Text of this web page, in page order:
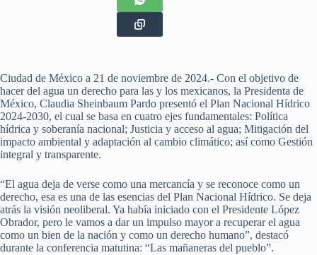
Ciudad de México a 21 de noviembre de 2024.- Con el objetivo de
hacer del agua un derecho para las y los mexicanos, la Presidenta de
México, Claudia Sheinbaum Pardo presentó el Plan Nacional Hídrico
2024-2030, el cual se basa en cuatro ejes fundamentales: Política
hídrica y soberanía nacional; Justicia y acceso al agua; Mitigación del
impacto ambiental y adaptación al cambio climático; así como Gestión
integral y transparente.
“El agua deja de verse como una mercancía y se reconoce como un
derecho, esa es una de las esencias del Plan Nacional Hídrico. Se deja
atrás la visión neoliberal. Ya había iniciado con el Presidente López
Obrador, pero le vamos a dar un impulso mayor a recuperar el agua
como un bien de la nación y como un derecho humano”, destacó
durante la conferencia matutina: “Las mañaneras del pueblo”.